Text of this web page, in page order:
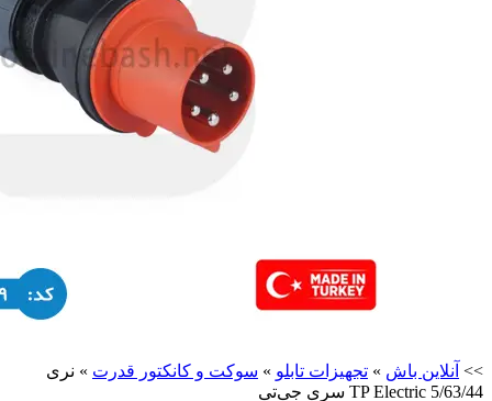
>> آنلاین باش » تجهیزات تابلو » سوکت و کانکتور قدرت » نری
5/63/44 TP Electric سری جی‌تی